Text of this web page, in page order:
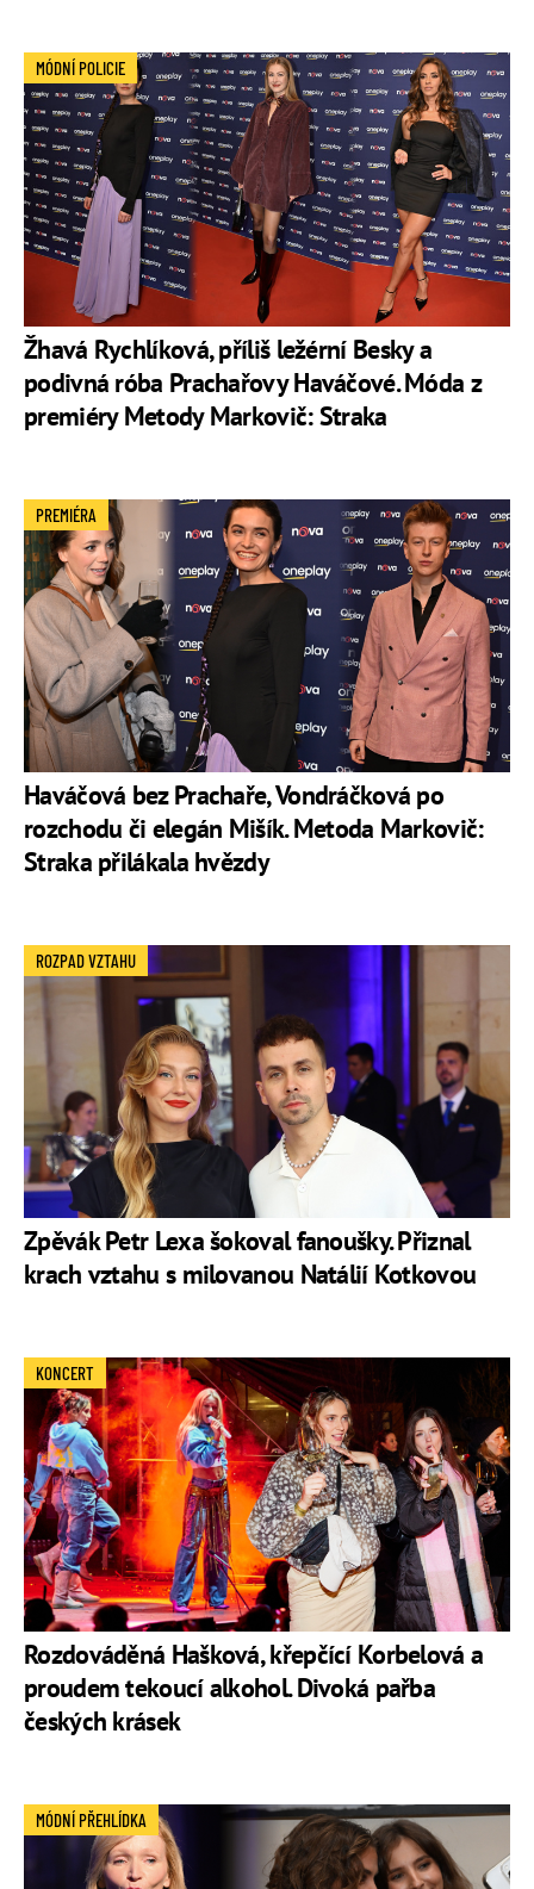
Žhavá Rychlíková, příliš ležérní Besky a
podivná róba Prachařovy Haváčové. Móda z
premiéry Metody Markovič: Straka
MÓDNÍ POLICIE
Haváčová bez Prachaře, Vondráčková po
rozchodu či elegán Mišík. Metoda Markovič:
Straka přilákala hvězdy
PREMIÉRA
Zpěvák Petr Lexa šokoval fanoušky. Přiznal
krach vztahu s milovanou Natálií Kotkovou
ROZPAD VZTAHU
Rozdováděná Hašková, křepčící Korbelová a
proudem tekoucí alkohol. Divoká pařba
českých krásek
KONCERT
MÓDNÍ PŘEHLÍDKA